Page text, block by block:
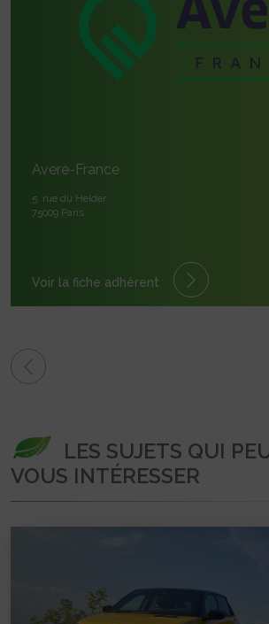
Avere-France
5, rue du Helder
75009 Paris
Voir la fiche adhérent
LES SUJETS QUI
VOUS INTÉRESSER